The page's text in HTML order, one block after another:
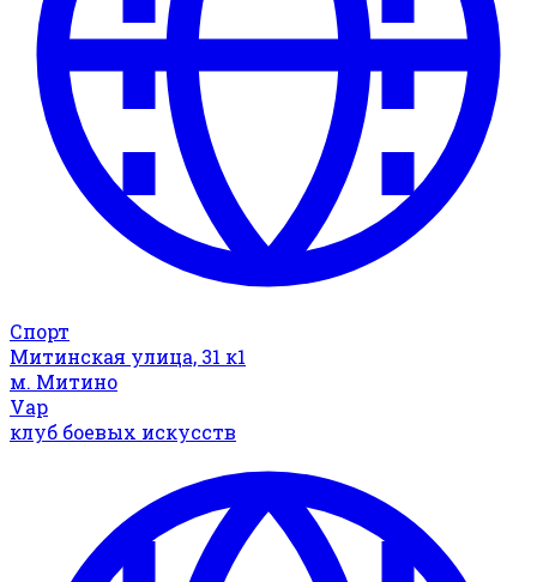
Спорт
Митинская улица, 31 к1
м. Митино
Vap
клуб боевых искусств